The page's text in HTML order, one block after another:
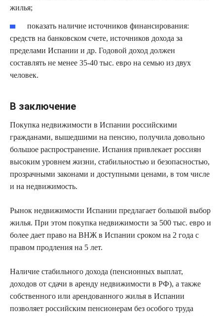
жилья;
показать наличие источников финансирования:
средств на банковском счете, источников дохода за
пределами Испании и др. Годовой доход должен
составлять не менее 35-40 тыс. евро на семью из двух
человек.
В заключение
Покупка недвижимости в Испании российскими
гражданами, вышедшими на пенсию, получила довольно
большое распространение. Испания привлекает россиян
высоким уровнем жизни, стабильностью и безопасностью,
прозрачными законами и доступными ценами, в том числе
и на недвижимость.
Рынок недвижимости Испании предлагает большой выбор
жилья. При этом покупка недвижимости за 500 тыс. евро и
более дает право на ВНЖ в Испании сроком на 2 года с
правом продления на 5 лет.
Наличие стабильного дохода (пенсионных выплат,
доходов от сдачи в аренду недвижимости в РФ), а также
собственного или арендованного жилья в Испании
позволяет российским пенсионерам без особого труда